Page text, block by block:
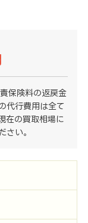
保険料の返戻金
代行費用は全て
在の買取相場に
さい。